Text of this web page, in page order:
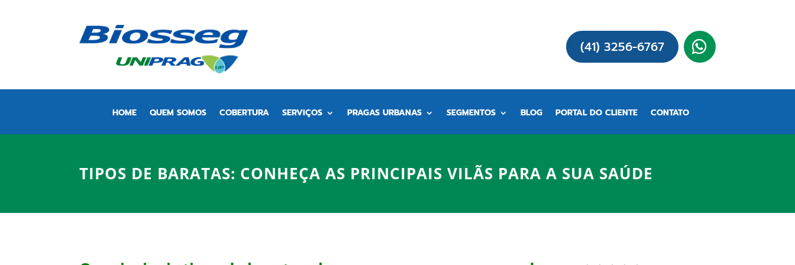
(41) 3256-6767
HOME QUEM SOMOS COBERTURA SERVIÇOS PRAGAS URBANAS SEGMENTOS BLOG PORTAL DO CLIENTE CONTATO
TIPOS DE BARATAS: CONHEÇA AS PRINCIPAIS VILÃS PARA A SUA SAÚDE